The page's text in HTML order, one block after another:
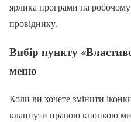
ярлика програми на
провіднику.
Вибір пункту
меню
Коли ви хочете змінити
клацнути правою кнопкою